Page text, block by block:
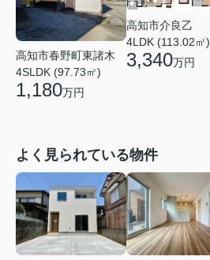
高知市春野町東諸木
4SLDK (97.73㎡)
1,180万円
高知市介良乙
4LDK (113.02㎡)
3,340万円
よく見られている物件